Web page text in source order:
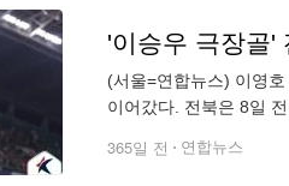
'이승우 극장골'
(서울=연합뉴스) 이영
이어갔다. 전북은 8일
365일 전 연합뉴스